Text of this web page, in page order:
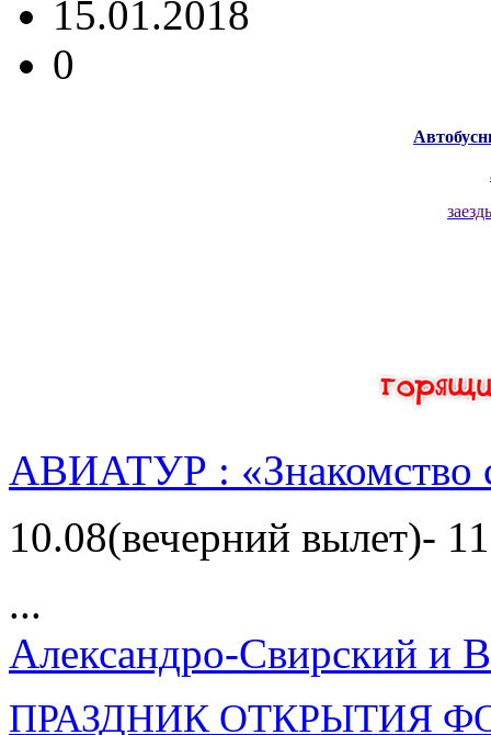
15.01.2018
0
АВИАТУР : «Знакомство
10.08(вечерний вылет)-
...
Александро-Свирский и
ПРАЗДНИК ОТКРЫТИЯ